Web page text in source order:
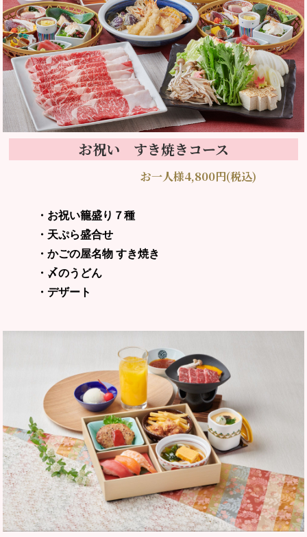
お祝い すき焼きコース
お一人様4,800円(税込)
・お祝い籠盛り７種
・天ぷら盛合せ
・かごの屋名物 すき焼き
・〆のうどん
・デザート